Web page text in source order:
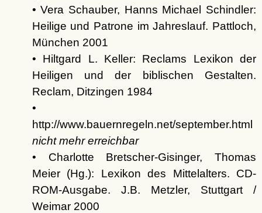
• Vera Schauber, Hanns Michael Schindler:
Heilige und Patrone im Jahreslauf. Pattloch,
München 2001
• Hiltgard L. Keller: Reclams Lexikon der
Heiligen und der biblischen Gestalten.
Reclam, Ditzingen 1984
•
http://www.bauernregeln.net/september.html
nicht mehr erreichbar
• Charlotte Bretscher-Gisinger, Thomas
Meier (Hg.): Lexikon des Mittelalters. CD-
ROM-Ausgabe. J.B. Metzler, Stuttgart /
Weimar 2000